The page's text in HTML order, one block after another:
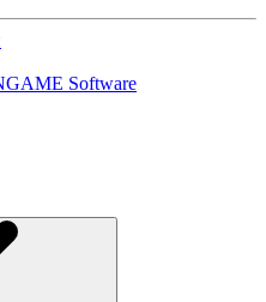
Software